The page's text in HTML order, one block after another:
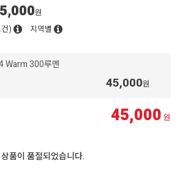
원
) 지역별
Warm 300루멘
45,000원
45,000 원
상품이 품절되었습니다.